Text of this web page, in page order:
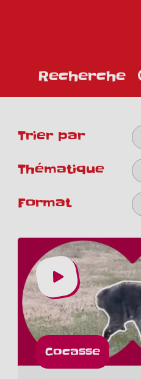
Recherche
Trier par
Thématique
Format
Cocasse